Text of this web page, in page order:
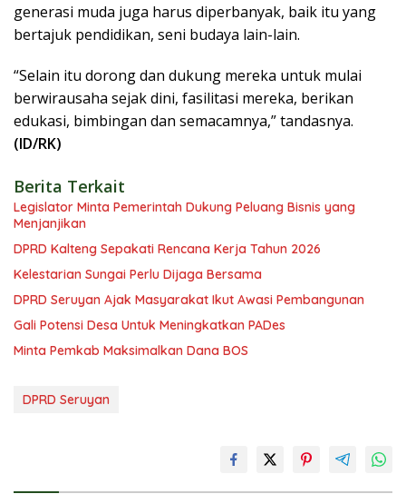
generasi muda juga harus diperbanyak, baik itu yang
bertajuk pendidikan, seni budaya lain-lain.
“Selain itu dorong dan dukung mereka untuk mulai
berwirausaha sejak dini, fasilitasi mereka, berikan
edukasi, bimbingan dan semacamnya,” tandasnya.
(ID/RK)
Berita Terkait
Legislator Minta Pemerintah Dukung Peluang Bisnis yang
Menjanjikan
DPRD Kalteng Sepakati Rencana Kerja Tahun 2026
Kelestarian Sungai Perlu Dijaga Bersama
DPRD Seruyan Ajak Masyarakat Ikut Awasi Pembangunan
Gali Potensi Desa Untuk Meningkatkan PADes
Minta Pemkab Maksimalkan Dana BOS
DPRD Seruyan